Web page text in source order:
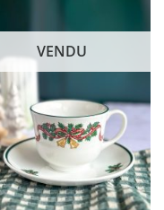
VENDU